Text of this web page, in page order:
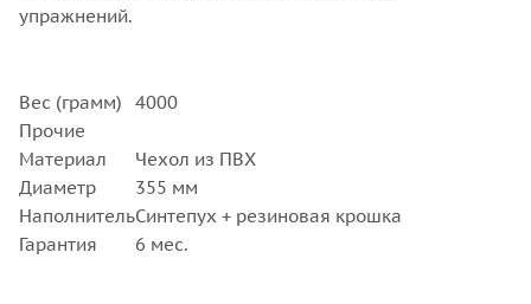
упражнений.
Вес (грамм)
4000
Прочие
Материал
Чехол из ПВХ
Диаметр
355 мм
НаполнительСинтепух + резиновая крошка
Гарантия
6 мес.